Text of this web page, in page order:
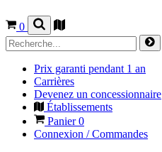
0
Prix garanti pendant 1 an
Carrières
Devenez un concessionnaire
Établissements
Panier0
Connexion / Commandes